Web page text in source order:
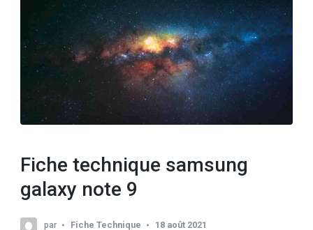
Fiche technique samsung
galaxy note 9
par Fiche Technique 18 août 2021